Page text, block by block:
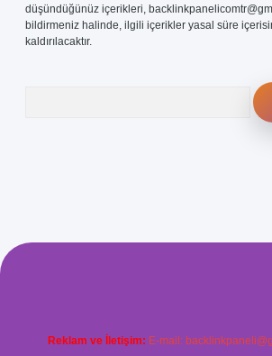
düşündüğünüz içerikleri,
bildirmeniz halinde, ilgili içerikler yasal süre
kaldırılacaktır.
Reklam ve İletişim: E-mail: